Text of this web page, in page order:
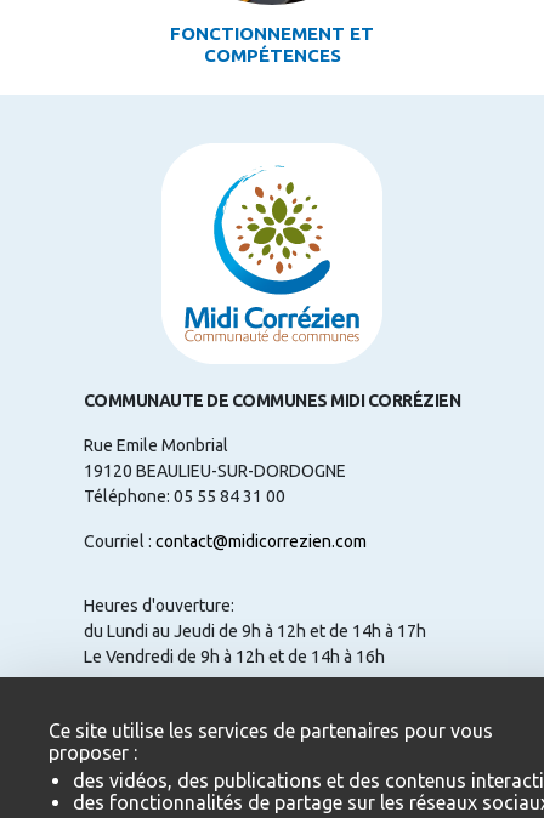
FONCTIONNEMENT ET
COMPÉTENCES
COMMUNAUTE DE COMMUNES MIDI CORRÉZIEN
Rue Emile Monbrial
19120 BEAULIEU-SUR-DORDOGNE
Téléphone: 05 55 84 31 00
Courriel : contact@midicorrezien.com
Heures d'ouverture:
du Lundi au Jeudi de 9h à 12h et de 14h à 17h
Le Vendredi de 9h à 12h et de 14h à 16h
NOUS CONTACTER
Ce site utilise les services de partenaires pour vous
proposer :
des vidéos, des publications et des contenus
des fonctionnalités de partage sur les réseaux